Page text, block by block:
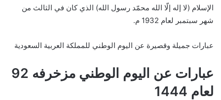
الإسلام (لا إله إلّا الله محمّد رسول الله) الذي كان في الثالث من
شهر سبتمبر لعام 1932 م.
عبارات جميلة وقصيرة عن اليوم الوطني للمملكة العربية السعودية
عبارات عن اليوم الوطني مزخرفه 92
لعام 1444